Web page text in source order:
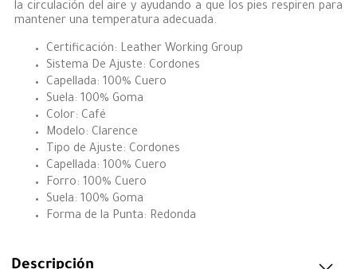
la circulación del aire y ayudando a que los pies respiren para
mantener una temperatura adecuada.
Certificación: Leather Working Group
Sistema De Ajuste: Cordones
Capellada: 100% Cuero
Suela: 100% Goma
Color: Café
Modelo: Clarence
Tipo de Ajuste: Cordones
Capellada: 100% Cuero
Forro: 100% Cuero
Suela: 100% Goma
Forma de la Punta: Redonda
Descripción